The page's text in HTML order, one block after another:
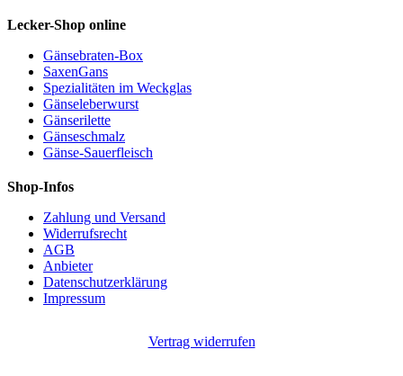
Lecker-Shop online
Gänsebraten-Box
SaxenGans
Spezialitäten im Weckglas
Gänseleberwurst
Gänserilette
Gänseschmalz
Gänse-Sauerfleisch
Shop-Infos
Zahlung und Versand
Widerrufsrecht
AGB
Anbieter
Datenschutzerklärung
Impressum
Vertrag widerrufen